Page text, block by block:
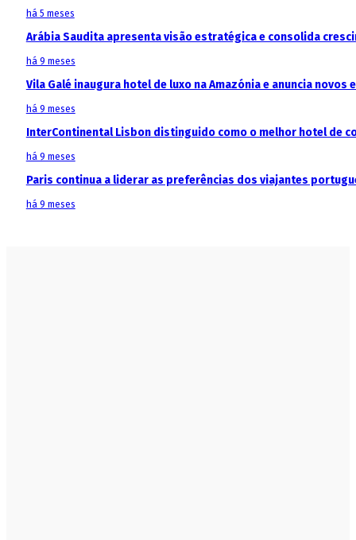
há 5 meses
Arábia Saudita apresenta visão estratégica e consolida
há 9 meses
Vila Galé inaugura hotel de luxo na Amazónia e anuncia
há 9 meses
InterContinental Lisbon distinguido como o melhor hotel de
há 9 meses
Paris continua a liderar as preferências dos viajantes
há 9 meses